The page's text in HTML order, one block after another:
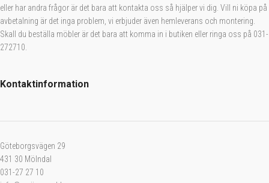
eller har andra frågor är det bara att kontakta oss så hjälper vi dig. Vill ni köpa på
avbetalning är det inga problem, vi erbjuder även hemleverans och montering.
Skall du beställa möbler är det bara att komma in i butiken eller ringa oss på 031-
272710.
Kontaktinformation
Göteborgsvägen 29
431 30 Mölndal
031-27 27 10